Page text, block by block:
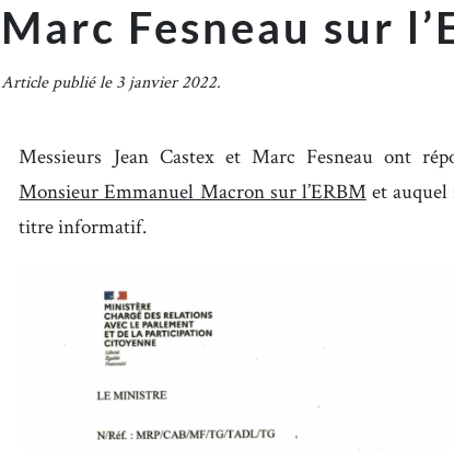
Marc Fesneau sur
Article publié le 3 janvier 2022.
Messieurs Jean Castex et Marc Fesneau ont
Monsieur Emmanuel Macron sur l’ERBMet auquel
titre informatif.